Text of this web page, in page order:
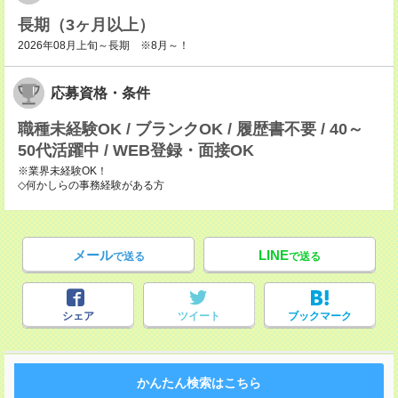
長期（3ヶ月以上）
2026年08月上旬～長期 ※8月～！
応募資格・条件
職種未経験OK / ブランクOK / 履歴書不要 / 40～
50代活躍中 / WEB登録・面接OK
※業界未経験OK！
◇何かしらの事務経験がある方
メールで送る LINEで送る
シェア ツイート ブックマーク
かんたん検索はこちら